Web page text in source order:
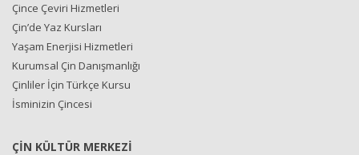
Çince Çeviri Hizmetleri
Çin’de Yaz Kursları
Yaşam Enerjisi Hizmetleri
Kurumsal Çin Danışmanlığı
Çinliler İçin Türkçe Kursu
İsminizin Çincesi
ÇİN KÜLTÜR MERKEZİ